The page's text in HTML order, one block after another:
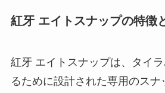
紅牙 エイトスナップの特徴
紅牙 エイトスナップは、タイ
るために設計された専用のス